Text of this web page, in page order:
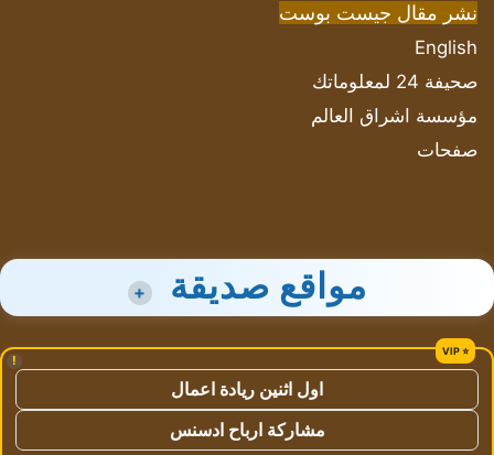
نشر مقال جيست بوست
English
صحيفة 24 لمعلوماتك
مؤسسة اشراق العالم
صفحات
مواقع صديقة +
!
اول اثنين ريادة اعمال
مشاركة ارباح ادسنس